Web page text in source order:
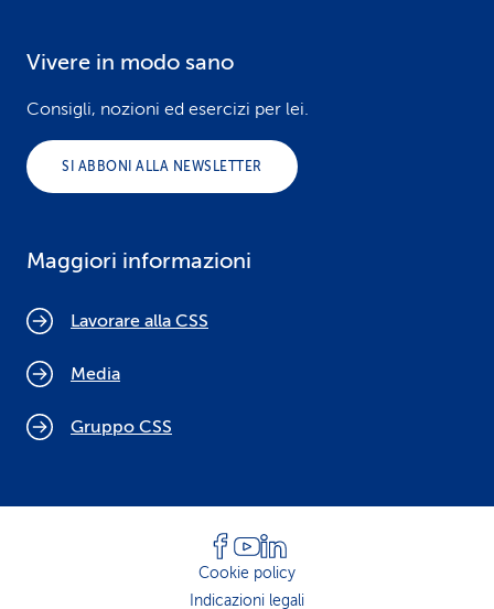
Vivere in modo sano
Consigli, nozioni ed esercizi per lei.
SI ABBONI ALLA NEWSLETTER
Maggiori informazioni
Lavorare alla CSS
Media
Gruppo CSS
Cookie policy
Indicazioni legali